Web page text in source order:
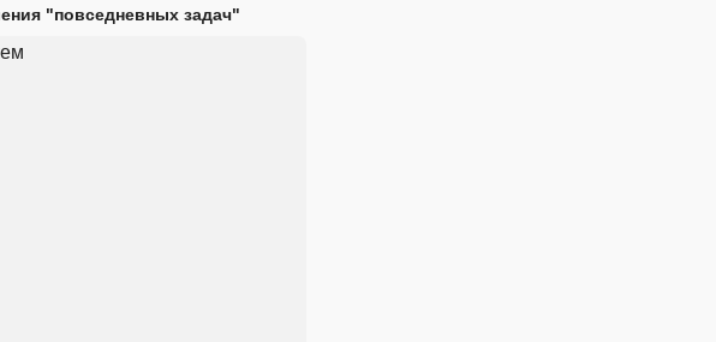
"повседневных задач"